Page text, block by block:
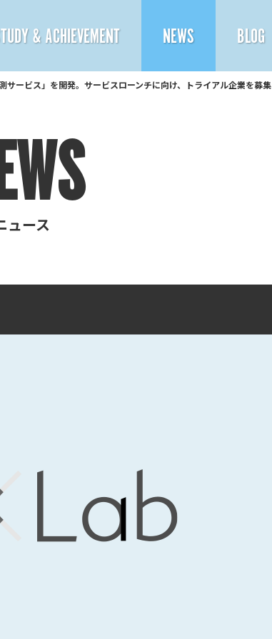
マイズAI開発
& ACHIEVEMENT NEWS BLOG
サービス」を開発。サービスローンチに向け、トライアル企業を募集
ュース